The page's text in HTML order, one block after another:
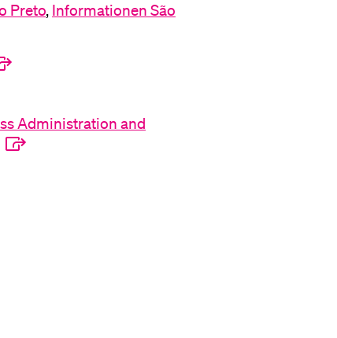
Preto, Informationen São
Administration and